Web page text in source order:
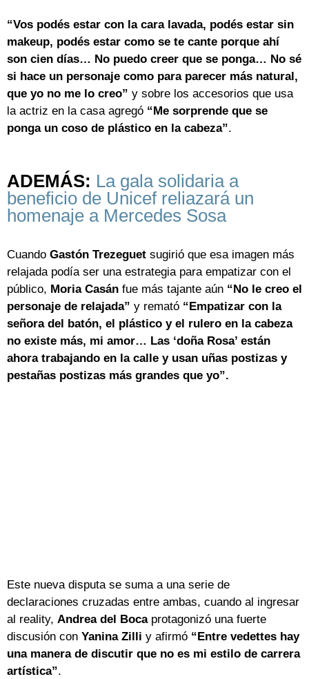
“Vos podés estar con la cara lavada, podés estar sin
makeup, podés estar como se te cante porque ahí
son cien días… No puedo creer que se ponga… No sé
si hace un personaje como para parecer más natural,
que yo no me lo creo” y sobre los accesorios que usa
la actriz en la casa agregó “Me sorprende que se
ponga un coso de plástico en la cabeza”.
ADEMÁS: La gala solidaria a
beneficio de Unicef reliazará un
homenaje a Mercedes Sosa
Cuando Gastón Trezeguet sugirió que esa imagen más
relajada podía ser una estrategia para empatizar con el
público, Moria Casán fue más tajante aún “No le creo el
personaje de relajada” y remató “Empatizar con la
señora del batón, el plástico y el rulero en la cabeza
no existe más, mi amor… Las ‘doña Rosa’ están
ahora trabajando en la calle y usan uñas postizas y
pestañas postizas más grandes que yo”.
Este nueva disputa se suma a una serie de
declaraciones cruzadas entre ambas, cuando al ingresar
al reality, Andrea del Bocaprotagonizó una fuerte
discusión con Yanina Zilli y afirmó “Entre vedettes hay
una manera de discutir que no es mi estilo de carrera
artística”.